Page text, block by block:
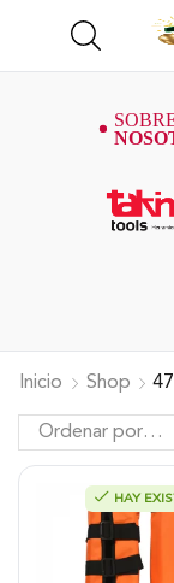
Inicio Shop
HAY
Canilleras Por
$87.834